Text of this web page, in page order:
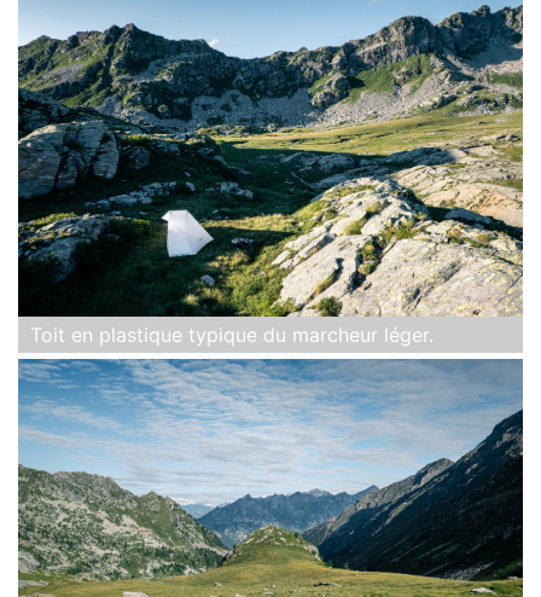
Toit en plastique typique du marcheur léger.